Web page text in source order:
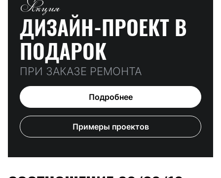
Акция
ДИЗАЙН-ПРОЕКТ В
ПОДАРОК
ПРИ ЗАКАЗЕ РЕМОНТА
Подробнее
Примеры проектов